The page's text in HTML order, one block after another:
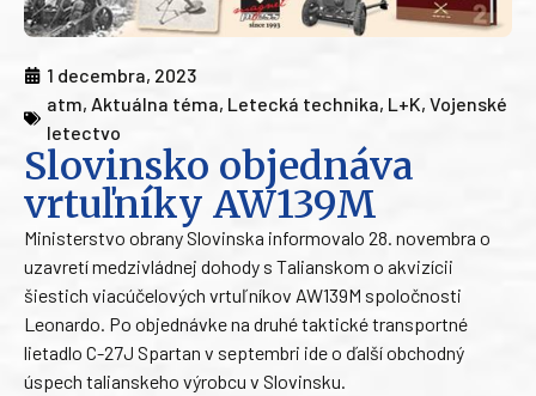
1 decembra, 2023
atm, Aktuálna téma, Letecká technika, L+K, Vojenské
letectvo
Slovinsko objednáva
vrtuľníky AW139M
Ministerstvo obrany Slovinska informovalo 28. novembra o
uzavretí medzivládnej dohody s Talianskom o akvizícii
šiestich viacúčelových vrtuľníkov AW139M spoločnosti
Leonardo. Po objednávke na druhé taktické transportné
lietadlo C-27J Spartan v septembri ide o ďalší obchodný
úspech talianskeho výrobcu v Slovinsku.